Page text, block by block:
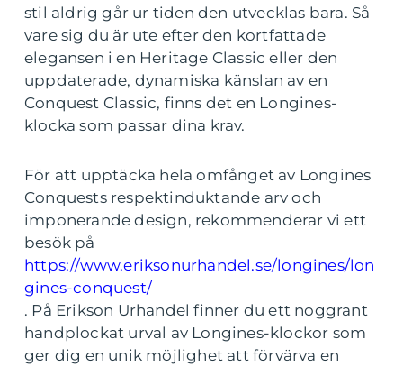
stil aldrig går ur tiden den utvecklas bara. Så
vare sig du är ute efter den kortfattade
elegansen i en Heritage Classic eller den
uppdaterade, dynamiska känslan av en
Conquest Classic, finns det en Longines-
klocka som passar dina krav.
För att upptäcka hela omfånget av Longines
Conquests respektinduktande arv och
imponerande design, rekommenderar vi ett
besök på
https://www.eriksonurhandel.se/longines/lon
gines-conquest/
. På Erikson Urhandel finner du ett noggrant
handplockat urval av Longines-klockor som
ger dig en unik möjlighet att förvärva en